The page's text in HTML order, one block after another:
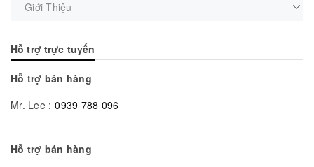
Giới Thiệu
Hỗ trợ trực tuyến
Hỗ trợ bán hàng
Mr. Lee : 0939 788 096
Hỗ trợ bán hàng